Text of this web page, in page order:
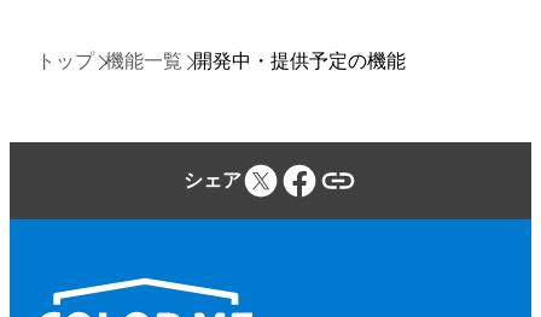
トップ 機能一覧 開発中・提供予定の機能
シェア